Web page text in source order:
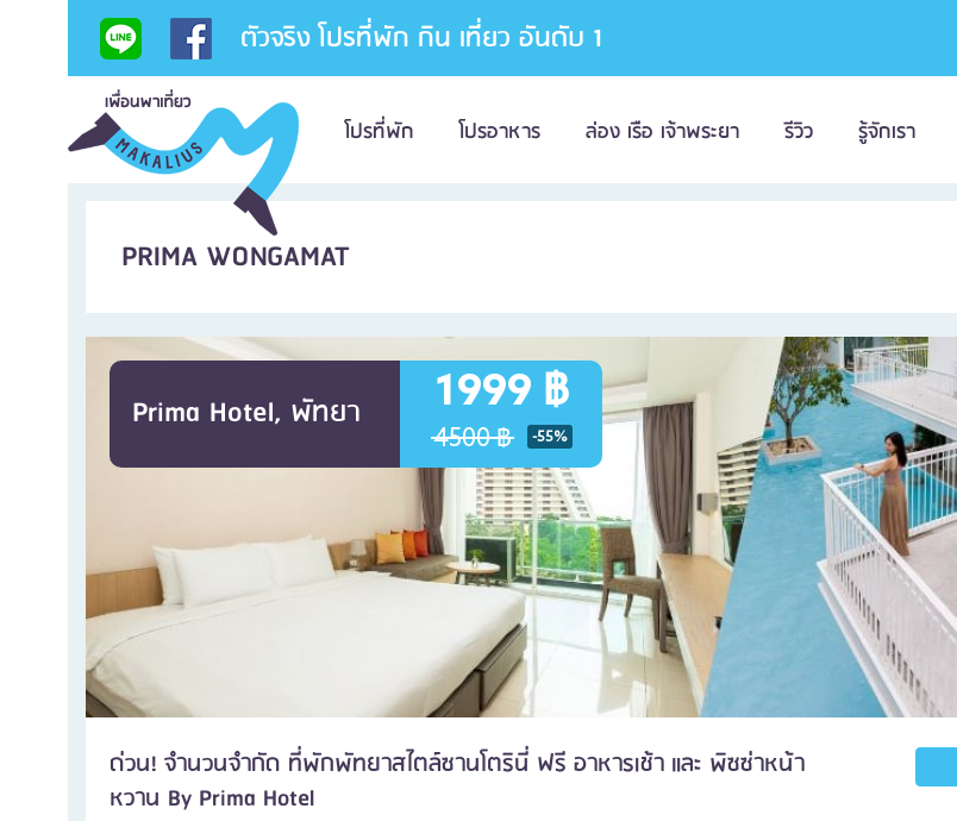
ตัวจริง โปรที่พัก กิน เที่ยว อันดับ 1
โปรที่พัก โปรอาหาร ล่อง เรือ เจ้าพระยา รีวิว รู้จักเรา
PRIMA WONGAMAT
Prima Hotel, พัทยา 1999 ฿
4500 ฿ -55%
ด่วน! จำนวนจำกัด ที่พักพัทยาสไตล์ซานโตรินี่ ฟรี อาหารเช้า และ พิซซ่าหน้า
หวาน By Prima Hotel